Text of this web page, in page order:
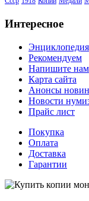
Интересное
Энциклопедия
Рекомендуем
Напишите нам
Карта сайта
Анонсы
Новости
Прайс лист
Покупка
Оплата
Доставка
Гарантии